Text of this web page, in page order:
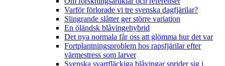
Varför förlorade vi tre svenska dagfjärilar?
Slingrande slåtter ger större variation
En öländsk blåvingehybrid
Det nya normala får oss att glömma hur det var
Fortplantningsproblem hos rapsfjärilar efter
värmestress som larver
Svenska svartfläckiga blåvingar sprider sig i